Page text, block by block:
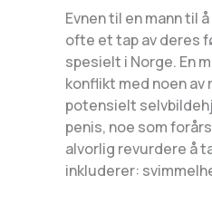
Evnen til en mann til
ofte et tap av deres
spesielt i Norge. En
konflikt med noen
potensielt
penis, noe som
alvorlig revurdere å
inkluderer: